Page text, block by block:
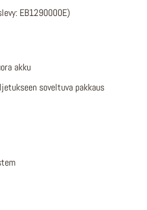
EB1290000E)
akku
soveltuva pakkaus